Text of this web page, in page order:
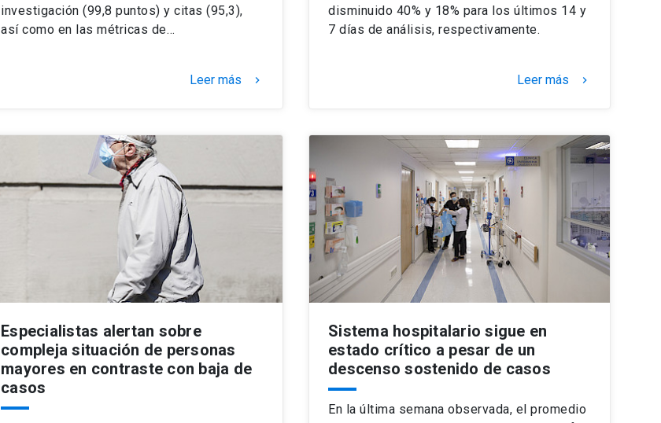
investigación (99,8 puntos) y citas (95,3),
así como en las métricas de…
Leer más keyboard_arrow_right
disminuido 40% y 18% para los últimos 14 y
7 días de análisis, respectivamente.
Leer más keyboard_arrow_right
Especialistas alertan sobre
compleja situación de personas
mayores en contraste con baja de
casos
Sistema hospitalario sigue en
estado crítico a pesar de un
descenso sostenido de casos
En la última semana observada, el promedio